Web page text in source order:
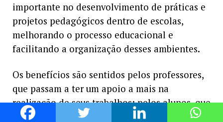
importante no desenvolvimento de práticas e
projetos pedagógicos dentro de escolas,
melhorando o processo educacional e
facilitando a organização desses ambientes.
Os benefícios são sentidos pelos professores,
que passam a ter um apoio a mais na
realização de seus trabalhos; pelos alunos, que
aprendem melhor com o olhar ainda mais